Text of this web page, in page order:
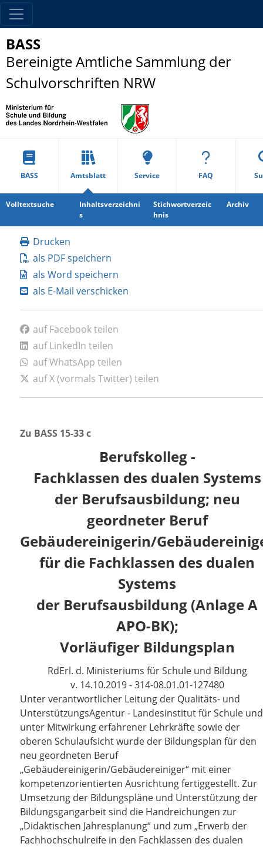
BASS
Bereinigte Amtliche Sammlung der
Schulvorschriften NRW
BASS Amtsblatt Service FAQ
Volltextsuche
Inhaltsverzeichni
s
Stichwortverzeic
hnis
Archiv
Drucken
als PDF speichern
als Word speichern
als E-Mail verschicken
auf Facebook teilen
auf LinkedIn teilen
auf WhatsApp teilen
auf X (vormals Twitter) teilen
Zu BASS 15-33 c
Berufskolleg -
Fachklassen des dualen Systems
der Berufsausbildung; neu
geordneter Beruf
Gebäudereinigerin/
für die Fachklassen des dualen
Systems
der Berufsausbildung (Anlage A
APO-BK);
Vorläufiger Bildungsplan
RdErl. d. Ministeriums für Schule und Bildung
v. 14.10.2019 - 314-08.01.01-127480
Unter verantwortlicher Leitung der Qualitäts- und
UnterstützungsAgentur - Landesinstitut für Schule und
unter Mitwirkung erfahrener Lehrkräfte sowie der
oberen Schulaufsicht wurde der Bildungsplan für den
neu geordneten Beruf
„Gebäudereinigerin/Gebäudereiniger“ mit einer
kompetenzorientierten Ausrichtung fertiggestellt. Zur
Umsetzung der Bildungspläne und Unterstützung der
Bildungsgangarbeit sind die Handreichungen zur
„Didaktischen Jahresplanung“ und zum „Erwerb der
Fachhochschulreife in den Fachklassen des dualen